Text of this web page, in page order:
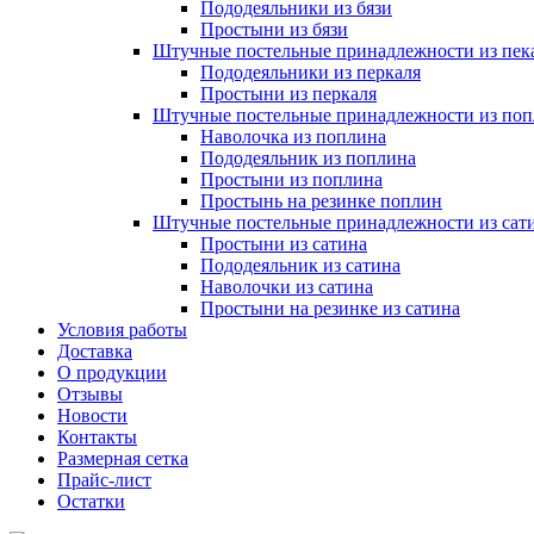
Пододеяльники из бязи
Простыни из бязи
Штучные постельные принадлежности из
Пододеяльники из перкаля
Простыни из перкаля
Штучные постельные принадлежности из
Наволочка из поплина
Пододеяльник из поплина
Простыни из поплина
Простынь на резинке поплин
Штучные постельные принадлежности из
Простыни из сатина
Пододеяльник из сатина
Наволочки из сатина
Простыни на резинке из сатина
Условия работы
Доставка
О продукции
Отзывы
Новости
Контакты
Размерная сетка
Прайс-лист
Остатки